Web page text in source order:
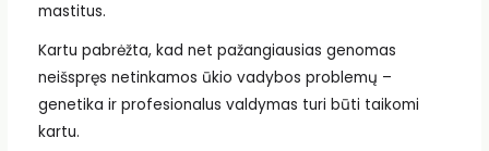
mastitus.
Kartu pabrėžta, kad net pažangiausias genomas
neišspręs netinkamos ūkio vadybos problemų –
genetika ir profesionalus valdymas turi būti taikomi
kartu.